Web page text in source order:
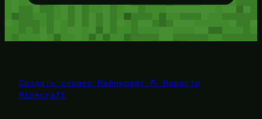
Создать сервер Майнкрафт ⛏️ Новости
Minecraft